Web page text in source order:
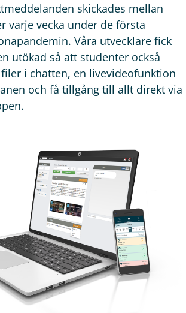
skickades mellan
varje vecka under de första
Våra utvecklare fick
utökad så att studenter också
i chatten, en livevideofunktion
och få tillgång till allt direkt via